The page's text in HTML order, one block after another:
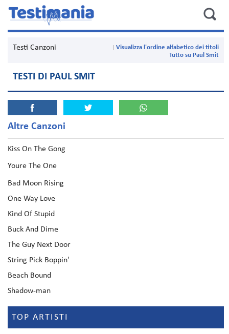
Testi Canzoni
Visualizza l'ordine alfabetico dei titoli
Tutto su Paul Smit
TESTI DI PAUL SMIT
Altre Canzoni
Kiss On The Gong
Youre The One
Bad Moon Rising
One Way Love
Kind Of Stupid
Buck And Dime
The Guy Next Door
String Pick Boppin'
Beach Bound
Shadow-man
TOP ARTISTI